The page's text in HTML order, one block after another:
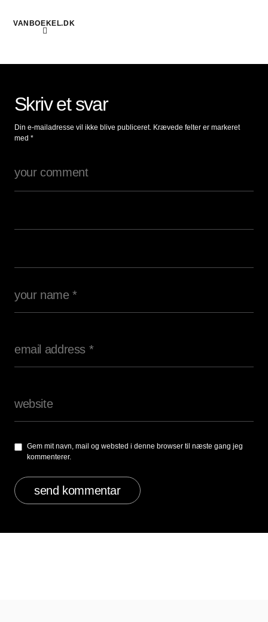
VANBOEKEL.DK
Skriv et svar
Din e-mailadresse vil ikke blive publiceret. Krævede felter er markeret
med *
Gem mit navn, mail og websted i denne browser til næste gang jeg
kommenterer.